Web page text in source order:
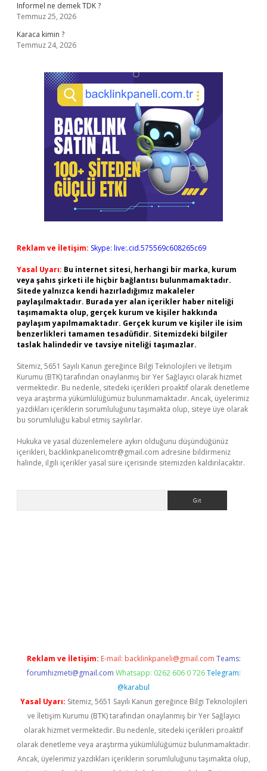
Informel ne demek TDK ?
Temmuz 25, 2026
Karaca kimin ?
Temmuz 24, 2026
Reklam ve İletişim: Skype: live:.cid.575569c608265c69
Yasal Uyarı: Bu internet sitesi, herhangi bir marka, kurum
veya şahıs şirketi ile hiçbir bağlantısı bulunmamaktadır.
Sitede yalnızca kendi hazırladığımız makaleler
paylaşılmaktadır. Burada yer alan içerikler haber niteliği
taşımamakta olup, gerçek kurum ve kişiler hakkında
paylaşım yapılmamaktadır. Gerçek kurum ve kişiler ile isim
benzerlikleri tamamen tesadüfidir. Sitemizdeki bilgiler
taslak halindedir ve tavsiye niteliği taşımazlar.
Sitemiz, 5651 Sayılı Kanun gereğince Bilgi Teknolojileri ve İletişim
Kurumu (BTK) tarafından onaylanmış bir Yer Sağlayıcı olarak hizmet
vermektedir. Bu nedenle, sitedeki içerikleri proaktif olarak denetleme
veya araştırma yükümlülüğümüz bulunmamaktadır. Ancak, üyelerimiz
yazdıkları içeriklerin sorumluluğunu taşımakta olup, siteye üye olarak
bu sorumluluğu kabul etmiş sayılırlar.
Hukuka ve yasal düzenlemelere aykırı olduğunu düşündüğünüz
içerikleri, backlinkpanelicomtr@gmail.com adresine bildirmeniz
halinde, ilgili içerikler yasal süre içerisinde sitemizden kaldırılacaktır.
Reklam ve İletişim: E-mail: backlinkpaneli@gmail.com Teams:
forumhizmeti@gmail.com Whatsapp: 0262 606 0 726 Telegram:
@karabul
Yasal Uyarı: Sitemiz, 5651 Sayılı Kanun gereğince Bilgi Teknolojileri
ve İletişim Kurumu (BTK) tarafından onaylanmış bir Yer Sağlayıcı
olarak hizmet vermektedir. Bu nedenle, sitedeki içerikleri proaktif
olarak denetleme veya araştırma yükümlülüğümüz bulunmamaktadır.
Ancak, üyelerimiz yazdıkları içeriklerin sorumluluğunu taşımakta olup,